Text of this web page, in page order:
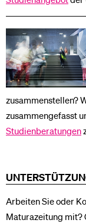
zusammenstellen?
zusammengefasst
Studienberatungen
Arbeiten Sie oder
Maturazeitung mit?